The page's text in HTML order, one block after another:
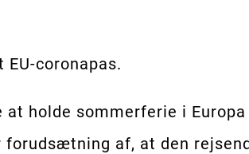
coronapas.
holde sommerferie i
af, at den